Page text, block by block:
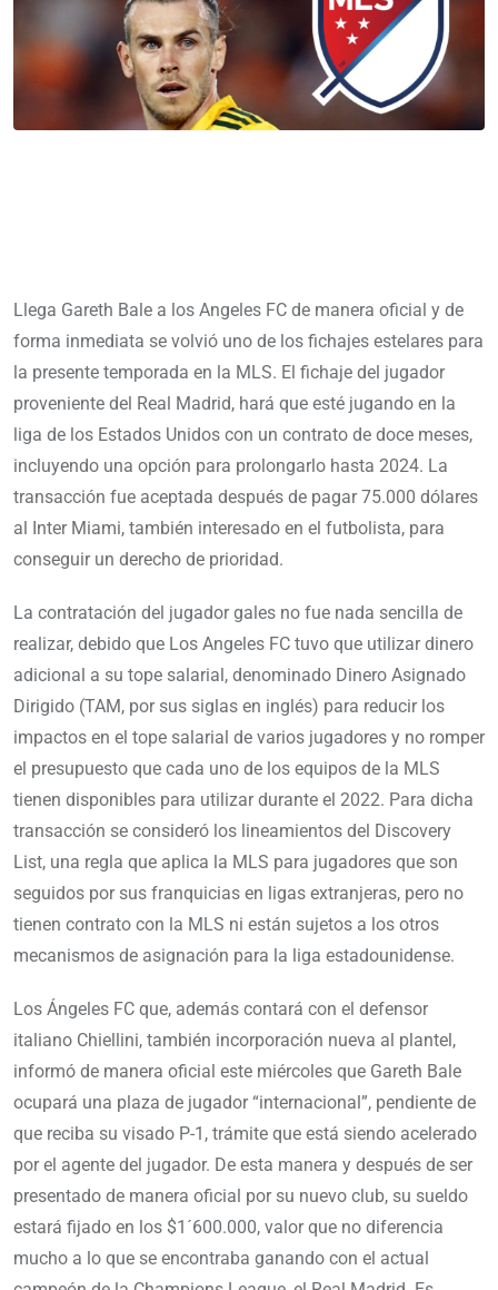
Llega Gareth Bale a los Angeles FC de manera oficial y de
forma inmediata se volvió uno de los fichajes estelares para
la presente temporada en la MLS. El fichaje del jugador
proveniente del Real Madrid, hará que esté jugando en la
liga de los Estados Unidos con un contrato de doce meses,
incluyendo una opción para prolongarlo hasta 2024. La
transacción fue aceptada después de pagar 75.000 dólares
al Inter Miami, también interesado en el futbolista, para
conseguir un derecho de prioridad.
La contratación del jugador gales no fue nada sencilla de
realizar, debido que Los Angeles FC tuvo que utilizar dinero
adicional a su tope salarial, denominado Dinero Asignado
Dirigido (TAM, por sus siglas en inglés) para reducir los
impactos en el tope salarial de varios jugadores y no romper
el presupuesto que cada uno de los equipos de la MLS
tienen disponibles para utilizar durante el 2022. Para dicha
transacción se consideró los lineamientos del Discovery
List, una regla que aplica la MLS para jugadores que son
seguidos por sus franquicias en ligas extranjeras, pero no
tienen contrato con la MLS ni están sujetos a los otros
mecanismos de asignación para la liga estadounidense.
Los Ángeles FC que, además contará con el defensor
italiano Chiellini, también incorporación nueva al plantel,
informó de manera oficial este miércoles que Gareth Bale
ocupará una plaza de jugador “internacional”, pendiente de
que reciba su visado P-1, trámite que está siendo acelerado
por el agente del jugador. De esta manera y después de ser
presentado de manera oficial por su nuevo club, su sueldo
estará fijado en los $1´600.000, valor que no diferencia
mucho a lo que se encontraba ganando con el actual